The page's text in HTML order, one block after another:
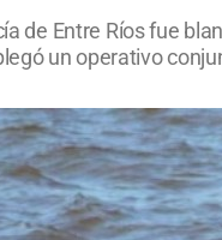
de Entre Ríos fue
un operativo